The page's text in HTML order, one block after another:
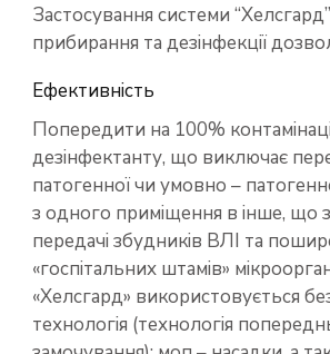
Застосування системи
прибирання та дезінфекції
Ефективність
Попередити на 100%
дезінфектанту, що виключає
патогенної чи умовно –
з одного приміщення в інше, що
передачі збудників ВЛІ та
«госпітальних штамів»
«Хелсгард» використовується
технологія (технологія